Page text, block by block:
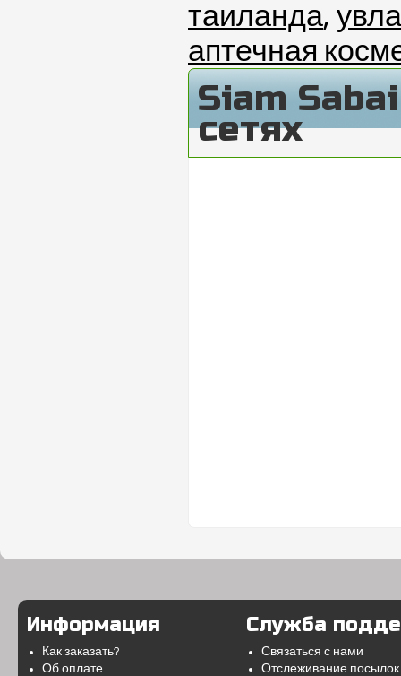
таиланда,
аптечная
Siam
сетях
Информация
Как заказать?
Об оплате
Служба
Связаться с нами
Отслеживание посылок